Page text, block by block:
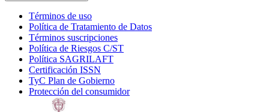
Términos de uso
in
new
window
Política de Tratamiento de Datos
Términos suscripciones
in
Política de Riesgos C/ST
Política SAGRILAFT
new
window
Certificación ISSN
in
new
TyC Plan de Gobierno
in
Protección del consumidorOpens